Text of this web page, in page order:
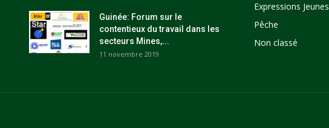
Guinée: Forum sur le
contentieux du travail dans les
secteurs Mines,...
11 novembre 2019
Expressions Jeunes
Pêche
Non classé